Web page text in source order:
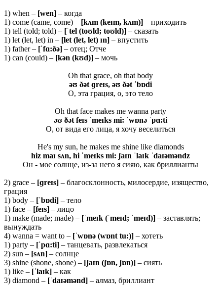
1) when – [wen] – когда
1) come (came, come) – [kʌm (keɪm, kʌm)] – приходить
1) tell (told; told) – [ˈtel (toʊld; toʊld)] – сказать
1) let (let, let) in – [let (let, let) ɪn] – впустить
1) father – [ˈfɑ:ðə] – отец; Отче
1) can (could) – [kən (kʊd)] – мочь
Oh that grace, oh that body
əʊ ðət ɡreɪs, əʊ ðət ˈbɒdi
О, эта грация, о, это тело
Oh that face makes me wanna party
əʊ ðət feɪs ˈmeɪks mi: ˈwɒnə ˈpɑ:ti
О, от вида его лица, я хочу веселиться
He's my sun, he makes me shine like diamonds
hiz maɪ sʌn, hi ˈmeɪks mi: ʃaɪn ˈlaɪk ˈdaɪəməndz
Он - мое солнце, из-за него я сияю, как бриллианты
2) grace – [ɡreɪs] – благосклонность, милосердие, изящество,
грация
1) body – [ˈbɒdi] – тело
1) face – [feɪs] – лицо
1) make (made; made) – [ˈmeɪk (ˈmeɪd; ˈmeɪd)] – заставлять;
вынуждать
4) wanna = want to – [ˈwɒnə (wɒnt tu:)] – хотеть
1) party – [ˈpɑ:ti] – танцевать, развлекаться
2) sun – [sʌn] – солнце
3) shine (shone, shone) – [ʃaɪn (ʃɒn, ʃɒn)] – сиять
1) like – [ˈlaɪk] – как
3) diamond – [ˈdaɪəmənd] – алмаз, бриллиант